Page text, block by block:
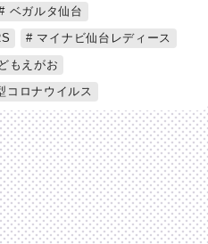
ベガルタ仙台
マイナビ仙台レディース
もえがお
コロナウイルス